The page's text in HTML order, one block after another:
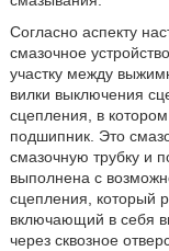
Согласно аспекту
смазочное
участку между
вилки выключения
сцепления, в
подшипник. Это
смазочную трубку и
выполнена с
сцепления, который
включающий в себя
через сквозное